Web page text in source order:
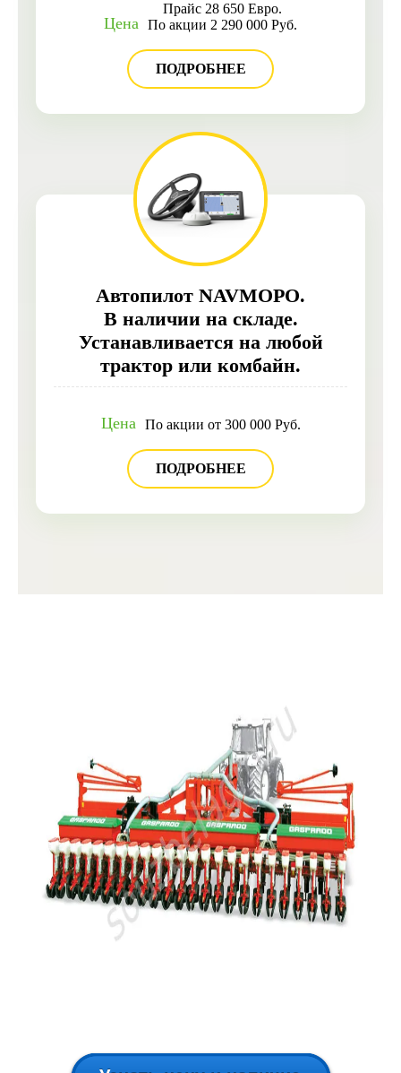
Цена
Прайс 28 650 Евро.
По акции 2 290 000 Руб.
ПОДРОБНЕЕ
Автопилот NAVMOPO.
В наличии на складе.
Устанавливается на любой
трактор или комбайн.
Цена По акции от 300 000 Руб.
ПОДРОБНЕЕ